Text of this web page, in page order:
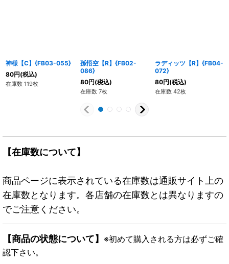
神様【C】{FB03-055}
80円(税込)
在庫数 119枚
孫悟空【R】{FB02-
086}
80円(税込)
在庫数 7枚
ラディッツ【R】{FB04-
072}
80円(税込)
在庫数 42枚
【在庫数について】
商品ページに表示されている在庫数は通販サイト上の
在庫数となります。各店舗の在庫数とは異なりますの
でご注意ください。
【商品の状態について】 ※初めて購入される方は必ずご確
認下さい。